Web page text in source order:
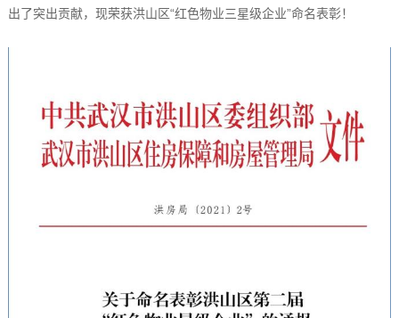
出了突出贡献，现荣获洪山区“红色物业三星级企业”命名表彰！